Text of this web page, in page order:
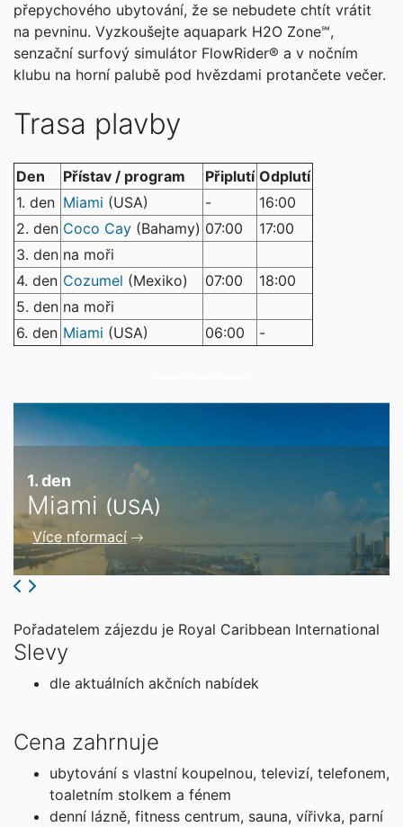
přepychového ubytování, že se nebudete chtít vrátit
na pevninu. Vyzkoušejte aquapark H2O Zone℠,
senzační surfový simulátor FlowRider® a v nočním
klubu na horní palubě pod hvězdami protančete večer.
Trasa plavby
Den Přístav / program Připlutí Odplutí
1. den Miami (USA) -
16:00
2. den Coco Cay (Bahamy) 07:00
17:00
3. den na moři
4. den Cozumel (Mexiko) 07:00
18:00
5. den na moři
6. den Miami (USA) 06:00 -
1. den
Miami (USA)
Více nformací
Pořadatelem zájezdu je Royal Caribbean International
Slevy
dle aktuálních akčních nabídek
Cena zahrnuje
ubytování s vlastní koupelnou, televizí, telefonem,
toaletním stolkem a fénem
denní lázně, fitness centrum, sauna, vířivka, parní